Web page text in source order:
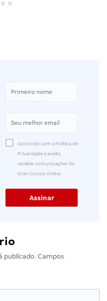
Concordo com a Política de
Privacidade e aceito
receber comunicações do
Gran Cursos Online.
publicado. Campos